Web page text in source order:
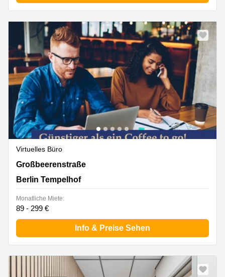
Virtuelles Büro
Großbeerenstraße 2-10, Berlin Tempelhof
Großbeerenstraße
Berlin Tempelhof
Monatliche Miete:
89 - 299 €
Info & Preise Sehen